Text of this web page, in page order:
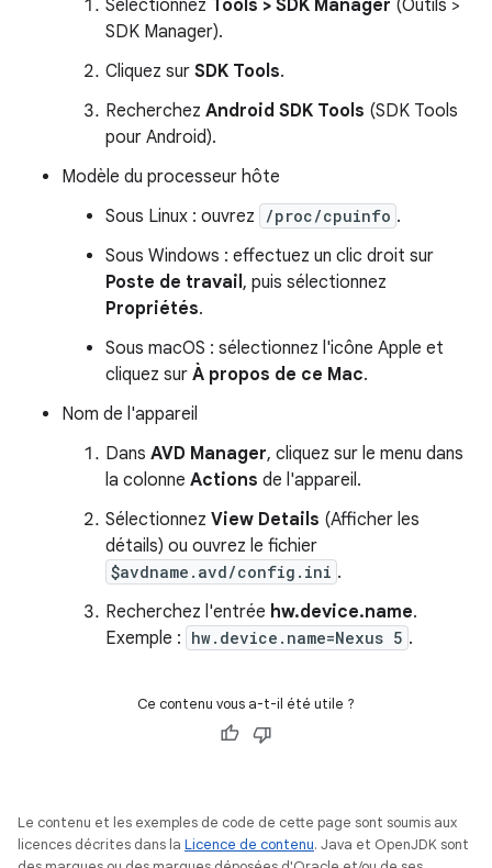
Sélectionnez Tools > SDK Manager (Outils >
SDK Manager).
Cliquez sur SDK Tools.
Recherchez Android SDK Tools (SDK Tools
pour Android).
Modèle du processeur hôte
Sous Linux : ouvrez
/proc/cpuinfo .
Sous Windows : effectuez un clic droit sur
Poste de travail , puis sélectionnez
Propriétés.
Sous macOS : sélectionnez l'icône Apple et
cliquez sur À propos de ce Mac.
Nom de l'appareil
Dans AVD Manager, cliquez sur le menu dans
la colonne Actions de l'appareil.
Sélectionnez View Details (Afficher les
détails) ou ouvrez le fichier
$avdname.avd/config.ini .
Recherchez l'entrée hw.device.name.
Exemple : hw.device.name=Nexus 5 .
Ce contenu vous a-t-il été utile ?
Le contenu et les exemples de code de cette page sont soumis aux
licences décrites dans la Licence de contenu. Java et OpenJDK sont